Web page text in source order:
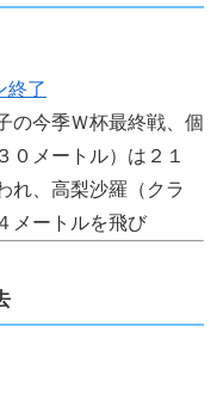
終了
の今季Ｗ杯最終戦、個
０メートル）は２１
れ、高梨沙羅（クラ
メートルを飛び